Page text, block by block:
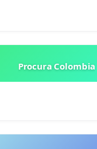
Procura Colombia